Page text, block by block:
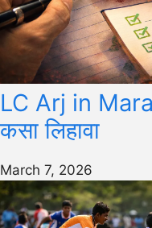
LC Arj in
कसा लिहावा
March 7, 2026